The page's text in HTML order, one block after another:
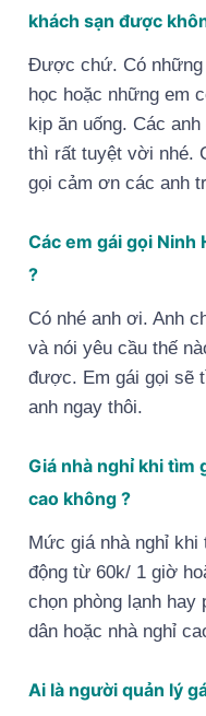
khách sạn được
Được chứ. Có những
học hoặc những em
kịp ăn uống. Các
thì rất tuyệt vời nhé.
gọi cảm ơn các anh
Các em gái gọi Ninh
?
Có nhé anh ơi. Anh
và nói yêu cầu thế
được. Em gái gọi sẽ
anh ngay thôi.
Giá nhà nghỉ khi tìm
cao không ?
Mức giá nhà nghỉ khi
động từ 60k/ 1 giờ
chọn phòng lạnh hay
dân hoặc nhà nghỉ
Ai là người quản lý